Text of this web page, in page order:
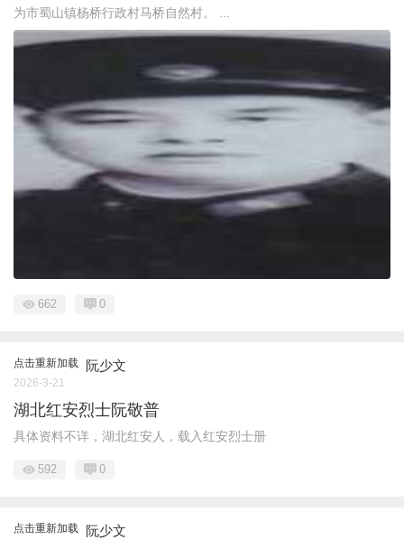
为市蜀山镇杨桥行政村马桥自然村。 ...
662 0
点击重新加载 阮少文
2026-3-21
湖北红安烈士阮敬普
具体资料不详，湖北红安人，载入红安烈士册
592 0
点击重新加载 阮少文